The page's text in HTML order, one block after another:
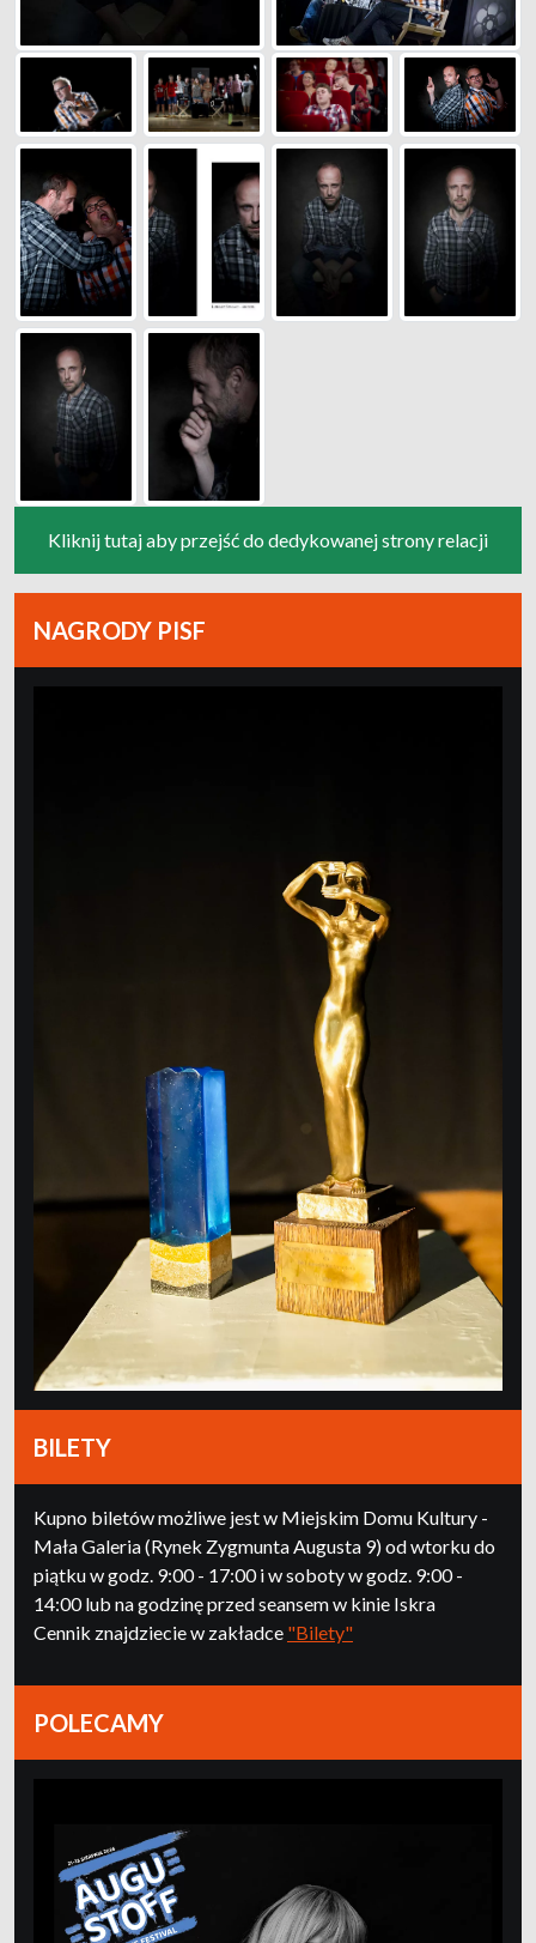
Kliknij tutaj aby przejść do dedykowanej strony relacji
NAGRODY PISF
BILETY
Kupno biletów możliwe jest w Miejskim Domu Kultury -
Mała Galeria (Rynek Zygmunta Augusta 9) od wtorku do
piątku w godz. 9:00 - 17:00 i w soboty w godz. 9:00 -
14:00 lub na godzinę przed seansem w kinie Iskra
Cennik znajdziecie w zakładce "Bilety"
POLECAMY